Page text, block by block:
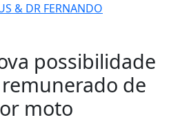
possibilidade
de
moto